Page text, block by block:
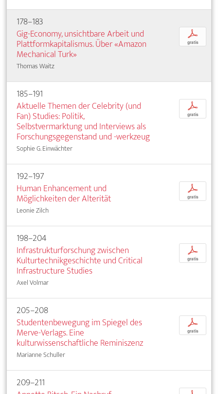
178–183
Gig-Economy, unsichtbare Arbeit und
Plattformkapitalismus. Über «Amazon
Mechanical Turk»
Thomas Waitz
p
gratis
185–191
Aktuelle Themen der Celebrity (und
Fan) Studies: Politik,
Selbstvermarktung und Interviews als
Forschungsgegenstand und -werkzeug
Sophie G. Einwächter
p
gratis
192–197
Human Enhancement und
Möglichkeiten der Alterität
Leonie Zilch
p
gratis
198–204
Infrastrukturforschung zwischen
Kulturtechnikgeschichte und Critical
Infrastructure Studies
Axel Volmar
p
gratis
205–208
Studentenbewegung im Spiegel des
Merve-Verlags. Eine
kulturwissenschaftliche Reminiszenz
Marianne Schuller
p
gratis
209–211